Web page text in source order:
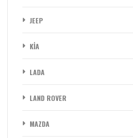
JEEP
KİA
LADA
LAND ROVER
MAZDA